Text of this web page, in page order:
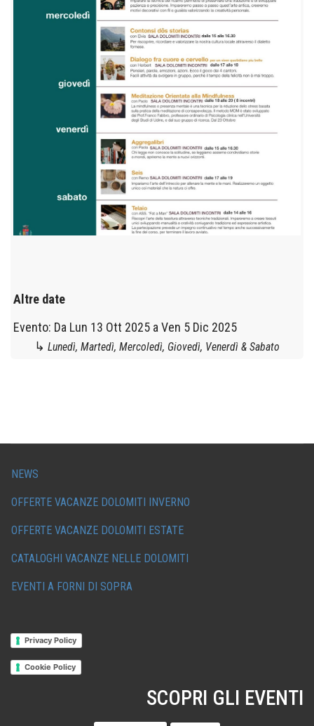
Altre date
Evento: Da Lun 13 Ott 2025 aVen 5 Dic 2025
↳Lunedì, Martedì, Mercoledì, Giovedì, Venerdì & Sabato
NEWS
OFFERTE VACANZE DOLOMITI INVERNO
OFFERTE VACANZE DOLOMITI ESTATE
CATALOGHI VACANZE NELLE DOLOMITI
EVENTI A FORNI DI SOPRA
Privacy Policy
Cookie Policy
SCOPRI GLI EVENTI